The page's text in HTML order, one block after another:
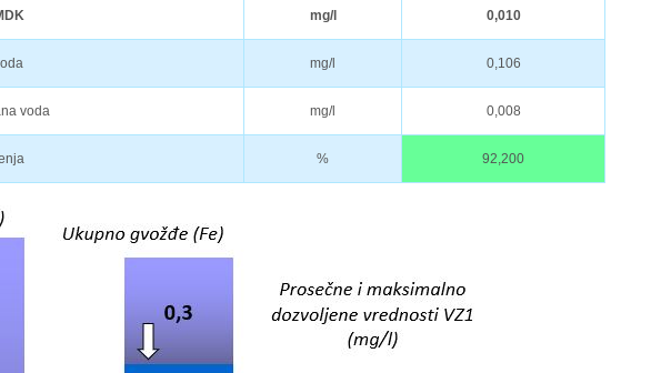
mg/l 0,010
mg/l 0,106
voda mg/l 0,008
% 92,200